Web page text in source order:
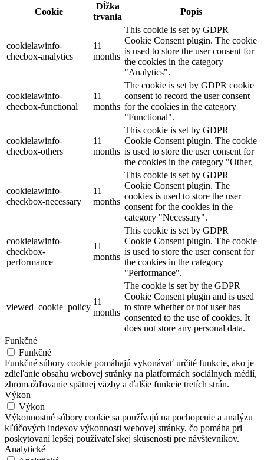
Cookie
Dĺžka
trvania
Popis
cookielawinfo-
checbox-analytics
11
months
This cookie is set by GDPR
Cookie Consent plugin. The cookie
is used to store the user consent for
the cookies in the category
"Analytics".
cookielawinfo-
checbox-functional
11
months
The cookie is set by GDPR cookie
consent to record the user consent
for the cookies in the category
"Functional".
cookielawinfo-
checbox-others
11
months
This cookie is set by GDPR
Cookie Consent plugin. The cookie
is used to store the user consent for
the cookies in the category "Other.
cookielawinfo-
checkbox-necessary
11
months
This cookie is set by GDPR
Cookie Consent plugin. The
cookies is used to store the user
consent for the cookies in the
category "Necessary".
cookielawinfo-
checkbox-
performance
11
months
This cookie is set by GDPR
Cookie Consent plugin. The cookie
is used to store the user consent for
the cookies in the category
"Performance".
viewed_cookie_policy
11
months
The cookie is set by the GDPR
Cookie Consent plugin and is used
to store whether or not user has
consented to the use of cookies. It
does not store any personal data.
Funkčné
Funkčné
Funkčné súbory cookie pomáhajú vykonávať určité funkcie, ako je
zdieľanie obsahu webovej stránky na platformách sociálnych médií,
zhromažďovanie spätnej väzby a ďalšie funkcie tretích strán.
Výkon
Výkon
Výkonnostné súbory cookie sa používajú na pochopenie a analýzu
kľúčových indexov výkonnosti webovej stránky, čo pomáha pri
poskytovaní lepšej používateľskej skúsenosti pre návštevníkov.
Analytické